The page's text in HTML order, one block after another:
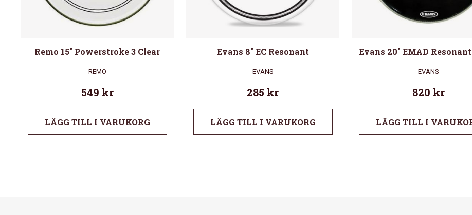
Remo 15″ Powerstroke 3 Clear
REMO
549 kr
LÄGG TILL I VARUKORG
Evans 8″ EC Resonant
EVANS
285 kr
LÄGG TILL I VARUKORG
Evans 20″ EMAD
EVANS
820 kr
LÄGG TILL I